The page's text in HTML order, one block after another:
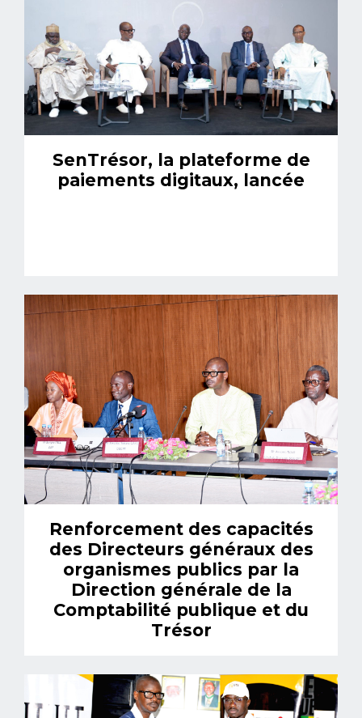
SenTrésor, la plateforme de
paiements digitaux, lancée
Renforcement des capacités
des Directeurs généraux des
organismes publics par la
Direction générale de la
Comptabilité publique et du
Trésor